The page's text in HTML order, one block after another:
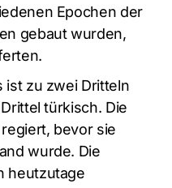
Epochen der
gebaut wurden,
ist zu zwei Dritteln
türkisch. Die
bevor sie
wurde. Die
heutzutage